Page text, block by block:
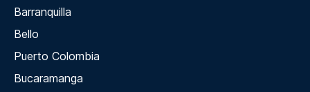
Barranquilla
Bello
Puerto Colombia
Bucaramanga